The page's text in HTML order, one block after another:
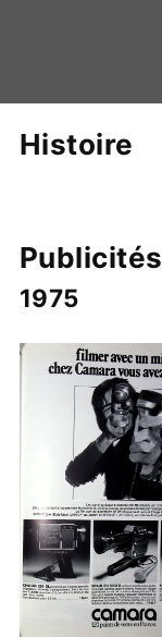
Histoire
Publicités
1975